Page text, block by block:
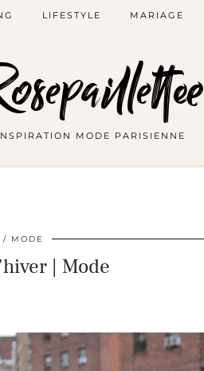
MODE PARISIENNE
LIFESTYLE MARIAGE
MODE
| Mode